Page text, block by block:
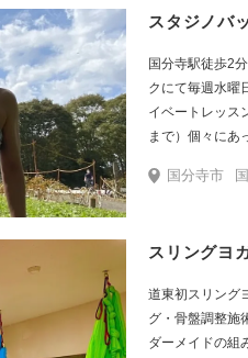
スタジノバ
国分寺駅徒歩2
クにて毎週水曜
イベートレッス
まで）個々にあ
向けです。無料
国分寺市
道東初スリング
グ・骨盤調整施
ダーメイドの組